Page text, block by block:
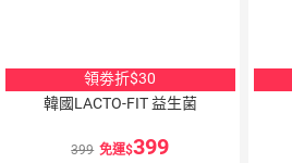
領劵折$30
韓國LACTO-FIT 益生菌
399 免運 399